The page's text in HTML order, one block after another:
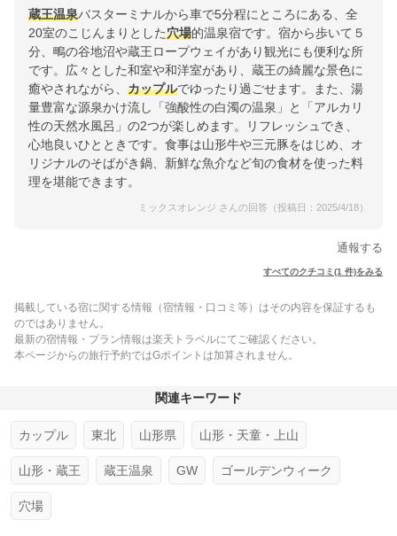
蔵王温泉バスターミナルから車で5分程にところにある、全
20室のこじんまりとした穴場的温泉宿です。宿から歩いて５
分、鴫の谷地沼や蔵王ロープウェイがあり観光にも便利な所
です。広々とした和室や和洋室があり、蔵王の綺麗な景色に
癒やされながら、 カップルでゆったり過ごせます。また、湯
量豊富な源泉かけ流し「強酸性の白濁の温泉」と「アルカリ
性の天然水風呂」の2つが楽しめます。リフレッシュでき、
心地良いひとときです。食事は山形牛や三元豚をはじめ、オ
リジナルのそばがき鍋、新鮮な魚介など旬の食材を使った料
理を堪能できます。
ミックスオレンジ さんの回答（投稿日：2025/4/18）
通報する
すべてのクチコミ(1 件)をみる
掲載している宿に関する情報（宿情報・口コミ等）はその内容を保証するも
のではありません。
最新の宿情報・プラン情報は楽天トラベルにてご確認ください。
本ページからの旅行予約ではGポイントは加算されません。
関連キーワード
カップル 東北 山形県 山形・天童・上山
山形・蔵王 蔵王温泉 GW ゴールデンウィーク
穴場